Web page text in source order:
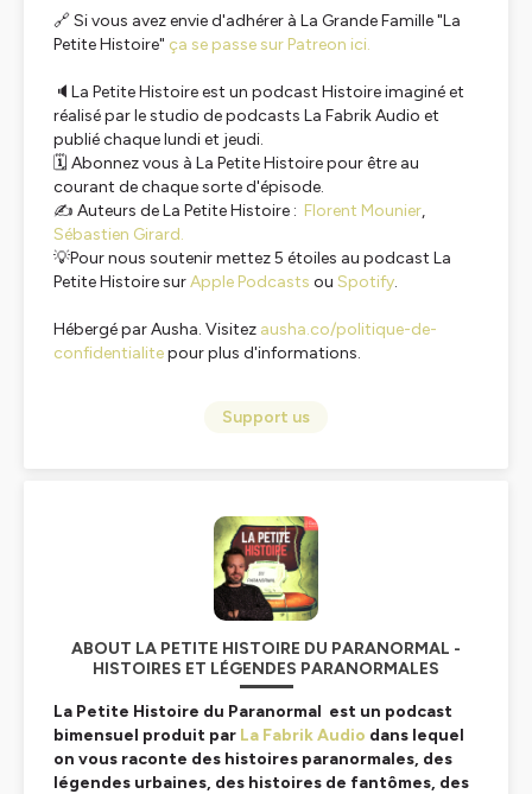
🔗 Si vous avez envie d'adhérer à La Grande Famille "La
Petite Histoire" ça se passe sur Patreon ici.
🔈La Petite Histoire est un podcast Histoire imaginé et
réalisé par le studio de podcasts La Fabrik Audio et
publié chaque lundi et jeudi.
🗓️ Abonnez vous à La Petite Histoire pour être au
courant de chaque sorte d'épisode.
✍️ Auteurs de La Petite Histoire : Florent Mounier,
Sébastien Girard.
💡Pour nous soutenir mettez 5 étoiles au podcast La
Petite Histoire surApple Podcasts ou Spotify.
Hébergé par Ausha. Visitez ausha.co/politique-de-
confidentialitepour plus d'informations.
Support us
ABOUT LA PETITE HISTOIRE DU PARANORMAL -
HISTOIRES ET LÉGENDES PARANORMALES
La Petite Histoire du Paranormal est un podcast
bimensuel produit par La Fabrik Audio dans lequel
on vous raconte des histoires paranormales, des
légendes urbaines, des histoires de fantômes, des